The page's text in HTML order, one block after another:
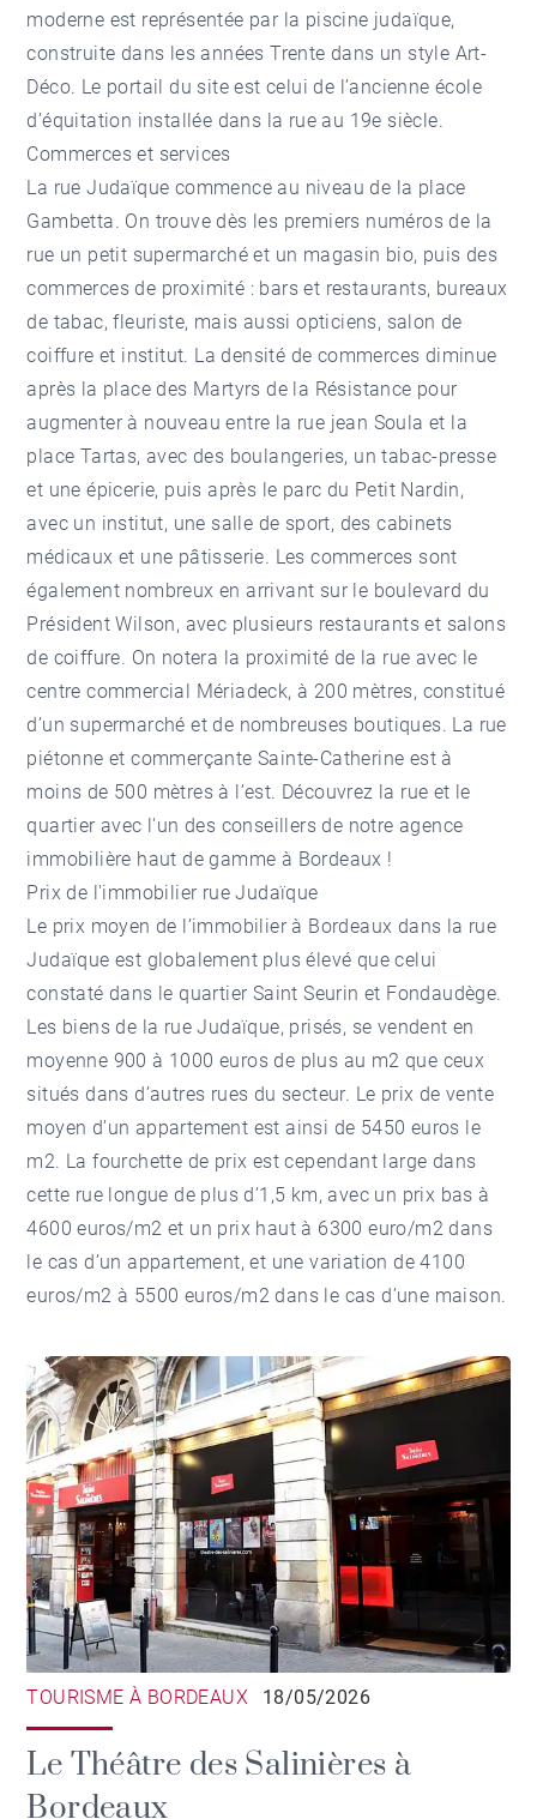
moderne est représentée par la piscine judaïque,
construite dans les années Trente dans un style Art-
Déco. Le portail du site est celui de l’ancienne école
d’équitation installée dans la rue au 19e siècle.
Commerces et services
La rue Judaïque commence au niveau de la place
Gambetta. On trouve dès les premiers numéros de la
rue un petit supermarché et un magasin bio, puis des
commerces de proximité : bars et restaurants, bureaux
de tabac, fleuriste, mais aussi opticiens, salon de
coiffure et institut. La densité de commerces diminue
après la place des Martyrs de la Résistance pour
augmenter à nouveau entre la rue jean Soula et la
place Tartas, avec des boulangeries, un tabac-presse
et une épicerie, puis après le parc du Petit Nardin,
avec un institut, une salle de sport, des cabinets
médicaux et une pâtisserie. Les commerces sont
également nombreux en arrivant sur le boulevard du
Président Wilson, avec plusieurs restaurants et salons
de coiffure. On notera la proximité de la rue avec le
centre commercial Mériadeck, à 200 mètres, constitué
d’un supermarché et de nombreuses boutiques. La rue
piétonne et commerçante Sainte-Catherine est à
moins de 500 mètres à l’est. Découvrez la rue et le
quartier avec l'un des conseillers de notreagence
immobilière haut de gamme à Bordeaux !
Prix de l'immobilier rue Judaïque
Le prix moyen de l’immobilier à Bordeaux dans la rue
Judaïque est globalement plus élevé que celui
constaté dans lequartier Saint Seurin et Fondaudège.
Les biens de la rue Judaïque, prisés, se vendent en
moyenne 900 à 1000 euros de plus au m2 que ceux
situés dans d’autres rues du secteur. Le prix de vente
moyen d’un appartement est ainsi de 5450 euros le
m2. La fourchette de prix est cependant large dans
cette rue longue de plus d’1,5 km, avec un prix bas à
4600 euros/m2 et un prix haut à 6300 euro/m2 dans
le cas d’un appartement, et une variation de 4100
euros/m2 à 5500 euros/m2 dans le cas d’une maison.
TOURISME À BORDEAUX 18/05/2026
Le Théâtre des Salinières à
Bordeaux